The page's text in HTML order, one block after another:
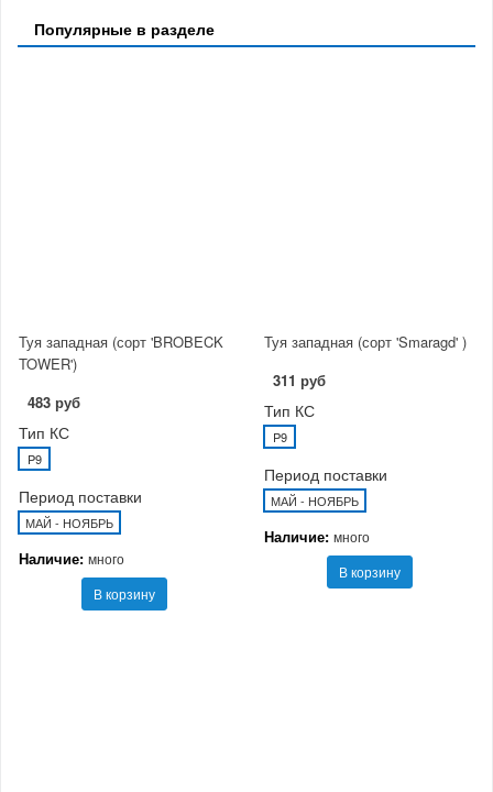
Популярные в разделе
Туя западная (сорт 'BROBECK
TOWER')
483 руб
Тип КС
P9
Период поставки
МАЙ - НОЯБРЬ
Наличие: много
В корзину
Туя западная (сорт 'Smaragd' )
311 руб
Тип КС
P9
Период поставки
МАЙ - НОЯБРЬ
Наличие: много
В корзину